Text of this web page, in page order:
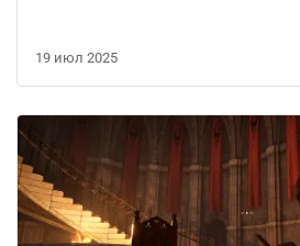
19 июл 2025